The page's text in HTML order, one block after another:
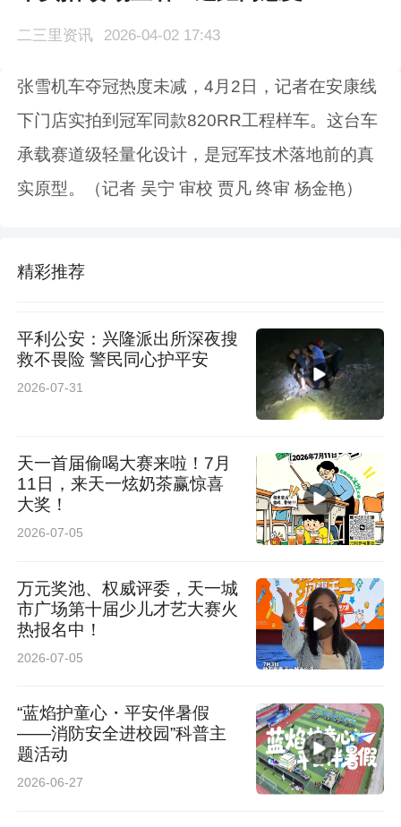
二三里资讯 2026-04-02 17:43
张雪机车夺冠热度未减，4月2日，记者在安康线
下门店实拍到冠军同款820RR工程样车。这台车
承载赛道级轻量化设计，是冠军技术落地前的真
实原型。（记者 吴宁 审校 贾凡 终审 杨金艳）
精彩推荐
平利公安：兴隆派出所深夜搜
救不畏险 警民同心护平安
2026-07-31
天一首届偷喝大赛来啦！7月
11日，来天一炫奶茶赢惊喜
大奖！
2026-07-05
万元奖池、权威评委，天一城
市广场第十届少儿才艺大赛火
热报名中！
2026-07-05
“蓝焰护童心・平安伴暑假
——消防安全进校园”科普主
题活动
2026-06-27